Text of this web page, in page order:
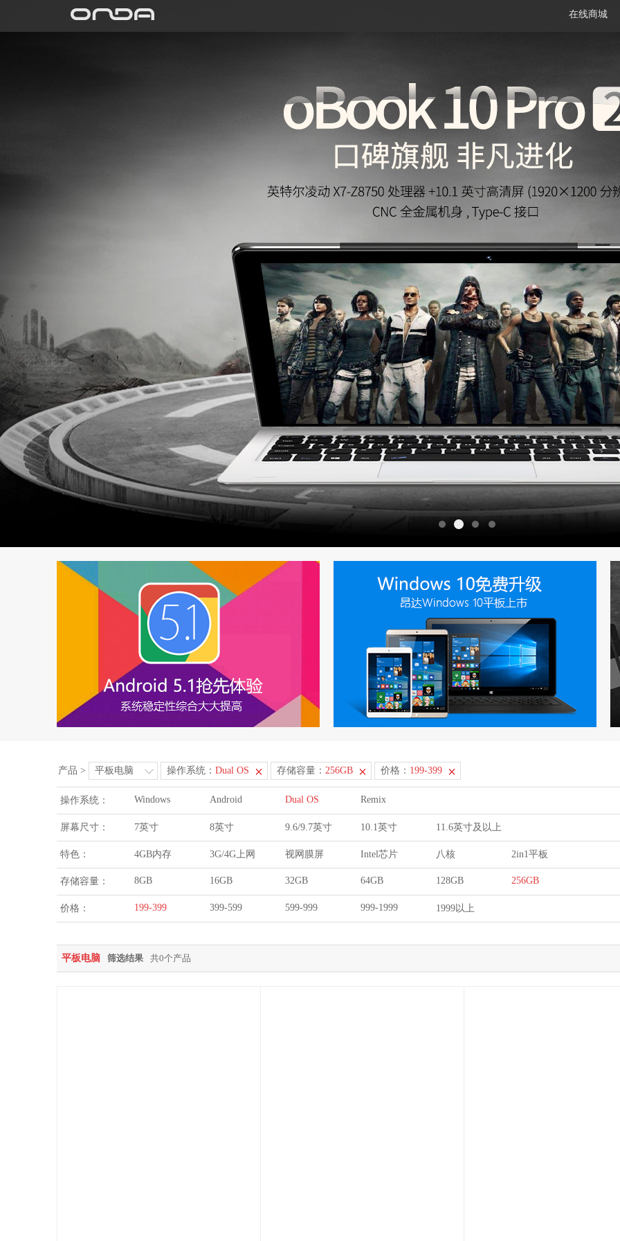
在线商城
笔记本 平板电脑 一体机
产品 > 平板电脑 操作系统： Dual OS 存储容量： 256GB 价格： 199-399
操作系统： Windows Android Dual OS Remix
屏幕尺寸： 7英寸 8英寸 9.6/9.7英寸 10.1英寸 11.6英寸及以上
特色： 4GB内存 3G/4G上网 视网膜屏 Intel芯片 八核 2in1平板
存储容量： 8GB 16GB 32GB 64GB 128GB 256GB
价格： 199-399 399-599 599-999 999-1999 1999以上
平板电脑 筛选结果 共0个产品